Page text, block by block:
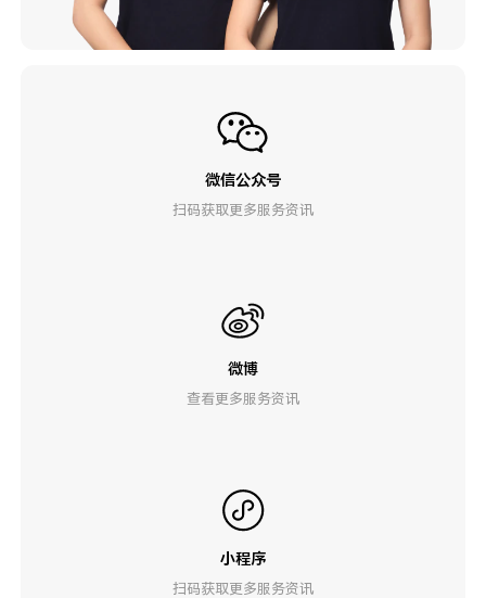
微信公众号
扫码获取更多服务资讯
微博
查看更多服务资讯
小程序
扫码获取更多服务资讯